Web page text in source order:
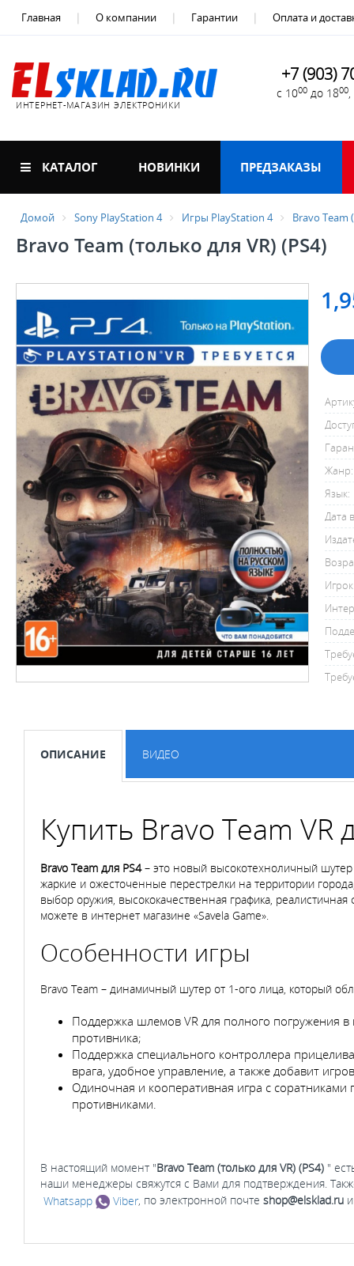
Главная О компании Гарантии Оплата и
ИНТЕРНЕТ-МАГАЗИН ЭЛЕКТРОНИКИ
+7 (903)
с 1000 до 1800
КАТАЛОГ НОВИНКИ ПРЕДЗАКАЗЫ
Домой Sony PlayStation 4 Игры PlayStation 4 Bravo Team
Bravo Team (только для VR) (PS4)
Жанр:
Язык:
Дата
ОПИСАНИЕ ВИДЕО
Купить Bravo Team VR
Bravo Team для PS4– это новый высокотехноличный шутер
жаркие и ожесточенные перестрелки на территории
выбор оружия, высококачественная графика,
можете в интернет магазине «Savela Game».
Особенности игры
Bravo Team – динамичный шутер от 1-ого лица, который
Поддержка шлемов VR для полного погружения
противника;
Поддержка специального контроллера
врага, удобное управление, а также добавит
Одиночная и кооперативная игра с соратниками
противниками.
В настоящий момент "Bravo Team (только для VR) (PS4) "
наши менеджеры свяжутся с Вами для подтверждения.
Whatsapp
Viber, по электронной почте shop@elsklad.ru